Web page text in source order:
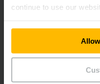
continue to use our
Avec la garantie Li-ion
promettons des batteries